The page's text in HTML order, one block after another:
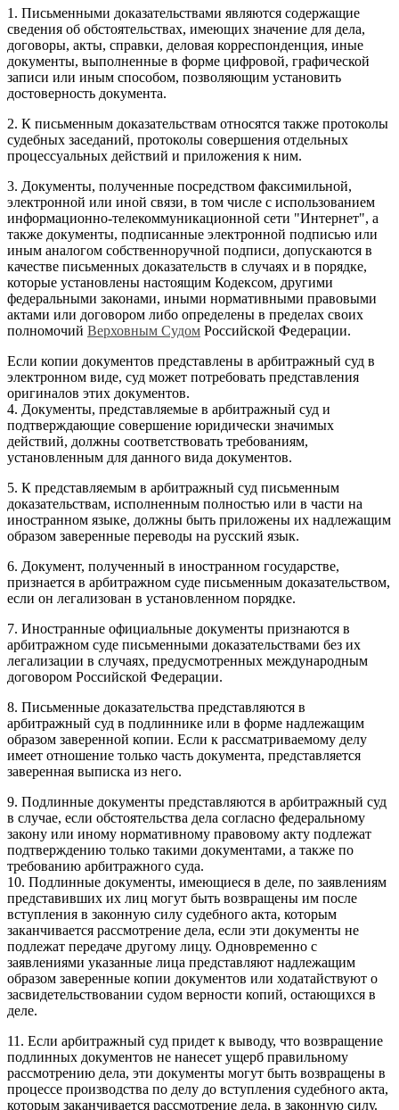
1. Письменными доказательствами являются содержащие
сведения об обстоятельствах, имеющих значение для дела,
договоры, акты, справки, деловая корреспонденция, иные
документы, выполненные в форме цифровой, графической
записи или иным способом, позволяющим установить
достоверность документа.
2. К письменным доказательствам относятся также протоколы
судебных заседаний, протоколы совершения отдельных
процессуальных действий и приложения к ним.
3. Документы, полученные посредством факсимильной,
электронной или иной связи, в том числе с использованием
информационно-телекоммуникационной сети "Интернет", а
также документы, подписанные электронной подписью или
иным аналогом собственноручной подписи, допускаются в
качестве письменных доказательств в случаях и в порядке,
которые установлены настоящим Кодексом, другими
федеральными законами, иными нормативными правовыми
актами или договором либо определены в пределах своих
полномочий Верховным Судом Российской Федерации.
Если копии документов представлены в арбитражный суд в
электронном виде, суд может потребовать представления
оригиналов этих документов.
4. Документы, представляемые в арбитражный суд и
подтверждающие совершение юридически значимых
действий, должны соответствовать требованиям,
установленным для данного вида документов.
5. К представляемым в арбитражный суд письменным
доказательствам, исполненным полностью или в части на
иностранном языке, должны быть приложены их надлежащим
образом заверенные переводы на русский язык.
6. Документ, полученный в иностранном государстве,
признается в арбитражном суде письменным доказательством,
если он легализован в установленном порядке.
7. Иностранные официальные документы признаются в
арбитражном суде письменными доказательствами без их
легализации в случаях, предусмотренных международным
договором Российской Федерации.
8. Письменные доказательства представляются в
арбитражный суд в подлиннике или в форме надлежащим
образом заверенной копии. Если к рассматриваемому делу
имеет отношение только часть документа, представляется
заверенная выписка из него.
9. Подлинные документы представляются в арбитражный суд
в случае, если обстоятельства дела согласно федеральному
закону или иному нормативному правовому акту подлежат
подтверждению только такими документами, а также по
требованию арбитражного суда.
10. Подлинные документы, имеющиеся в деле, по заявлениям
представивших их лиц могут быть возвращены им после
вступления в законную силу судебного акта, которым
заканчивается рассмотрение дела, если эти документы не
подлежат передаче другому лицу. Одновременно с
заявлениями указанные лица представляют надлежащим
образом заверенные копии документов или ходатайствуют о
засвидетельствовании судом верности копий, остающихся в
деле.
11. Если арбитражный суд придет к выводу, что возвращение
подлинных документов не нанесет ущерб правильному
рассмотрению дела, эти документы могут быть возвращены в
процессе производства по делу до вступления судебного акта,
которым заканчивается рассмотрение дела, в законную силу.